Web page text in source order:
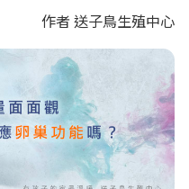
作者 送子鳥生殖中心